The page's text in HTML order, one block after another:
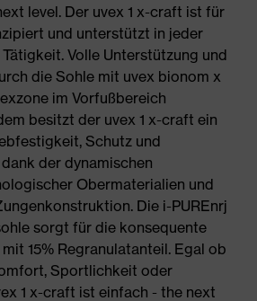
level. Der uvex 1 x-craft ist für
und unterstützt in jeder
Volle Unterstützung und
die Sohle mit uvex bionom x
im Vorfußbereich
besitzt der uvex 1 x-craft ein
Schutz und
der dynamischen
Obermaterialien und
Die i-PUREnrj
sorgt für die konsequente
15% Regranulatanteil. Egal ob
Sportlichkeit oder
1 x-craft ist einfach - the next